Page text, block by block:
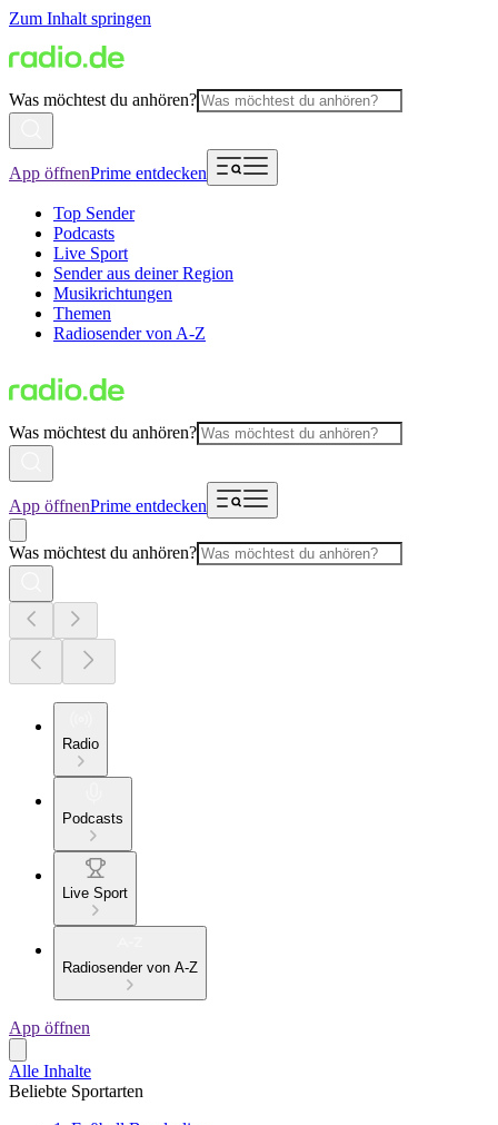
Zum Inhalt springen
Was möchtest du anhören?
App öffnenPrime entdecken
Top Sender
Podcasts
Live Sport
Sender aus deiner Region
Musikrichtungen
Themen
Radiosender von A-Z
Was möchtest du anhören?
App öffnenPrime entdecken
Was möchtest du anhören?
Radio
Podcasts
Live Sport
Radiosender von A-Z
App öffnen
Alle Inhalte
Beliebte Sportarten